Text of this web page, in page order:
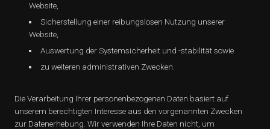
Website,
Sicherstellung einer reibungslosen Nutzung unserer
Website,
Auswertung der Systemsicherheit und -stabilität sowie
zu weiteren administrativen Zwecken.
Die Verarbeitung Ihrer personenbezogenen Daten basiert auf
unserem berechtigten Interesse aus den vorgenannten Zwecken
zur Datenerhebung. Wir verwenden Ihre Daten nicht, um